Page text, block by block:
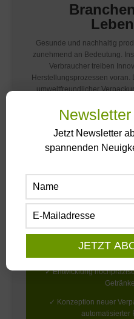
Gesunde und nachhaltig
zunehmend an Bedeutung.
Verbraucher treiben
Herstellungsprozessen voran.
umweltfreundlicher
✓Entwicklung von
Salzgehalt, erhöhtem
✓Entwicklung von
inklusive der
✓ Entwicklung
✓ Konzeption neuer
automatisierter
Jetzt Newsletter
spannenden